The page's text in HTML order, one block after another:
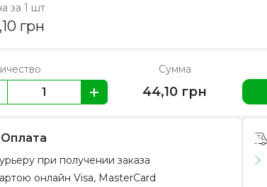
за 1 шт
грн
Сумма
44,10 грн
Оплата
при получении заказа
онлайн Visa, MasterCard